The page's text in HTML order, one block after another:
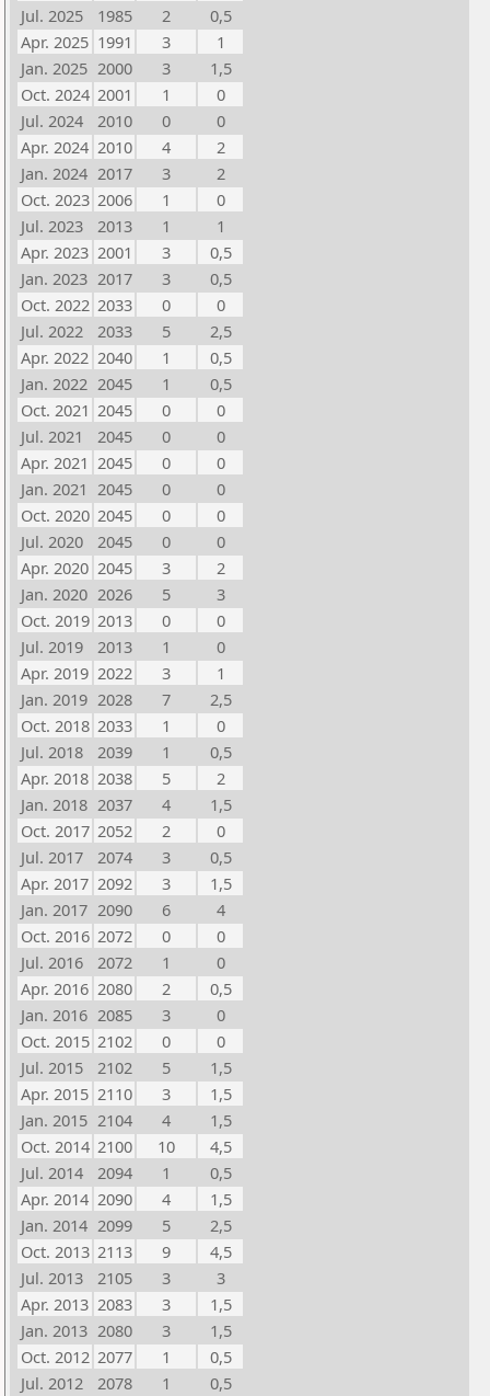
Jul. 2025
1985 2
0,5
Apr. 2025 1991 3
1
Jan. 2025 2000 3
1,5
Oct. 2024 2001 1
0
Jul. 2024
2010 0
0
Apr. 2024 2010 4
2
Jan. 2024 2017 3
2
Oct. 2023 2006 1
0
Jul. 2023
2013 1
1
Apr. 2023 2001 3
0,5
Jan. 2023 2017 3
0,5
Oct. 2022 2033 0
0
Jul. 2022
2033 5
2,5
Apr. 2022 2040 1
0,5
Jan. 2022 2045 1
0,5
Oct. 2021 2045 0
0
Jul. 2021
2045 0
0
Apr. 2021 2045 0
0
Jan. 2021 2045 0
0
Oct. 2020 2045 0
0
Jul. 2020
2045 0
0
Apr. 2020 2045 3
2
Jan. 2020 2026 5
3
Oct. 2019 2013 0
0
Jul. 2019
2013 1
0
Apr. 2019 2022 3
1
Jan. 2019 2028 7
2,5
Oct. 2018 2033 1
0
Jul. 2018
2039 1
0,5
Apr. 2018 2038 5
2
Jan. 2018 2037 4
1,5
Oct. 2017 2052 2
0
Jul. 2017
2074 3
0,5
Apr. 2017 2092 3
1,5
Jan. 2017 2090 6
4
Oct. 2016 2072 0
0
Jul. 2016
2072 1
0
Apr. 2016 2080 2
0,5
Jan. 2016 2085 3
0
Oct. 2015 2102 0
0
Jul. 2015
2102 5
1,5
Apr. 2015 2110 3
1,5
Jan. 2015 2104 4
1,5
Oct. 2014 2100 10
4,5
Jul. 2014
2094 1
0,5
Apr. 2014 2090 4
1,5
Jan. 2014 2099 5
2,5
Oct. 2013 2113 9
4,5
Jul. 2013
2105 3
3
Apr. 2013 2083 3
1,5
Jan. 2013 2080 3
1,5
Oct. 2012 2077 1
0,5
Jul. 2012
2078 1
0,5